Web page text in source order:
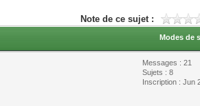
Note de ce sujet :
Modes de
Messages : 21
Sujets : 8
Inscription : Jun